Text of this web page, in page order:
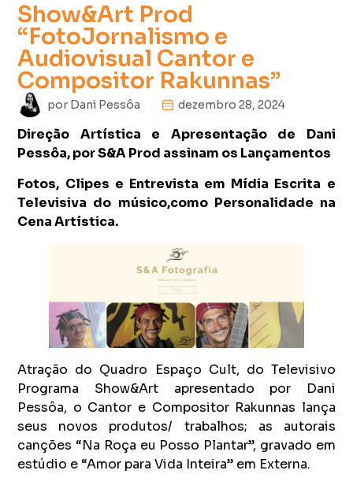
Show&Art Prod
“FotoJornalismo e
Audiovisual Cantor e
Compositor Rakunnas”
por Dani Pessôa dezembro 28, 2024
Direção Artística e Apresentação de Dani
Pessôa, por S&A Prod assinam os Lançamentos
Fotos, Clipes e Entrevista em Mídia Escrita e
Televisiva do músico,como Personalidade na
Cena Artística.
Atração do Quadro Espaço Cult, do Televisivo
Programa Show&Art apresentado por Dani
Pessôa, o Cantor e Compositor Rakunnas lança
seus novos produtos/ trabalhos; as autorais
canções “Na Roça eu Posso Plantar”, gravado em
estúdio e “Amor para Vida Inteira” em Externa.